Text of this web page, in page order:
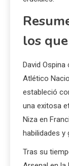
los
David
Atlético
estableció
una exitosa
Niza en
habilidades y
Tras su